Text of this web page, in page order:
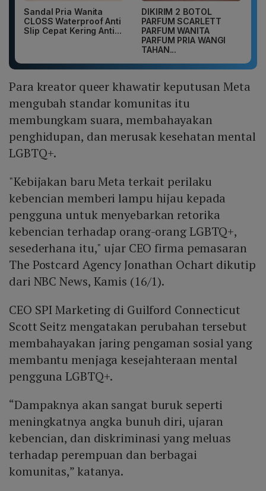
Sandal Pria Wanita
CLOSS Waterproof Anti
Slip Cepat Kering Anti...
DIKIRIM 2 BOTOL
PARFUM SCARLETT
PARFUM WANITA
PARFUM PRIA WANGI
TAHAN...
Para kreator queer khawatir keputusan Meta
mengubah standar komunitas itu
membungkam suara, membahayakan
penghidupan, dan merusak kesehatan mental
LGBTQ+.
"Kebijakan baru Meta terkait perilaku
kebencian memberi lampu hijau kepada
pengguna untuk menyebarkan retorika
kebencian terhadap orang-orang LGBTQ+,
sesederhana itu," ujar CEO firma pemasaran
The Postcard Agency Jonathan Ochart dikutip
dari NBC News, Kamis (16/1).
CEO SPI Marketing di Guilford Connecticut
Scott Seitz mengatakan perubahan tersebut
membahayakan jaring pengaman sosial yang
membantu menjaga kesejahteraan mental
pengguna LGBTQ+.
“Dampaknya akan sangat buruk seperti
meningkatnya angka bunuh diri, ujaran
kebencian, dan diskriminasi yang meluas
terhadap perempuan dan berbagai
komunitas,” katanya.